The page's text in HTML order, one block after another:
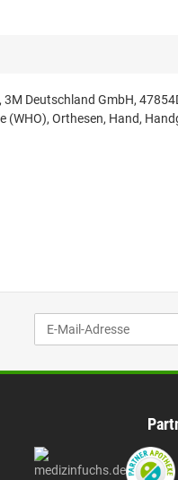
Deutschland GmbH,
Orthesen, Hand,